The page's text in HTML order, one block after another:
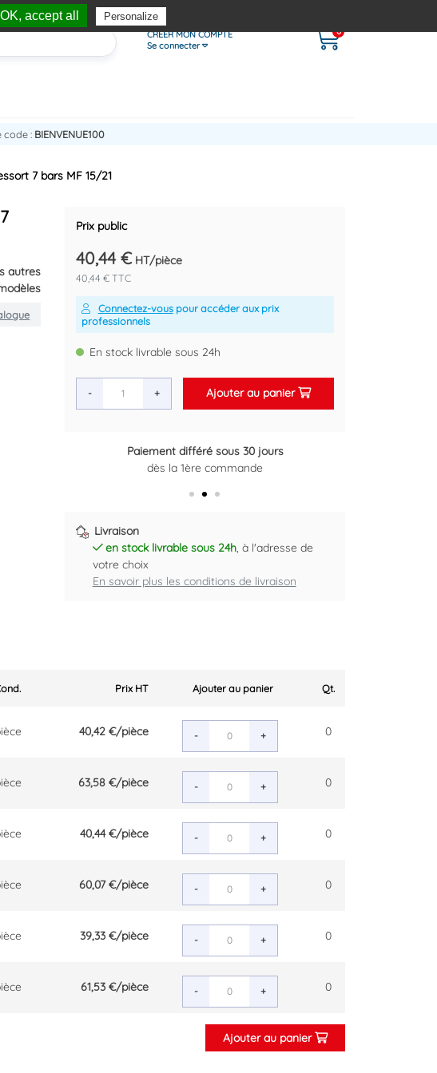
CRÉER MON COMPTE
Se connecter
0
code : BIENVENUE100
7 bars MF 15/21
autres
Prix public
40,44 €HT/pièce
40,44 € TTC
Connectez-vouspour accéder aux prix
professionnels
En stock livrable sous 24h
- + Ajouter au panier
Paiement différé sous 30 jours
dès la 1ère commande
Retour gratuit sous 14 jours
Plus d'informations ici
Livraison
en stock livrable sous 24h, à l'adresse de
votre choix
En savoir plus les conditions de livraison
Cond. Prix HT Ajouter au panier Qt.
40,42 €/pièce - + 0
63,58 €/pièce - + 0
40,44 €/pièce - + 0
60,07 €/pièce - + 0
39,33 €/pièce - + 0
61,53 €/pièce - + 0
Ajouter au panier
accept all Personalize